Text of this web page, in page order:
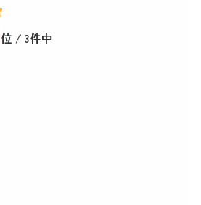
位 / 3件中